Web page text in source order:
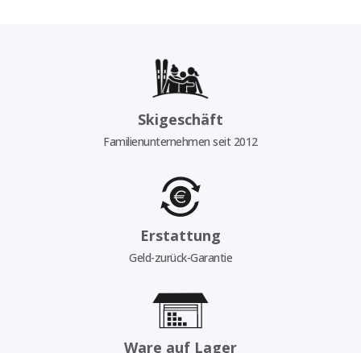
Skigeschäft
Familienunternehmen seit 2012
Erstattung
Geld-zurück-Garantie
Ware auf Lager